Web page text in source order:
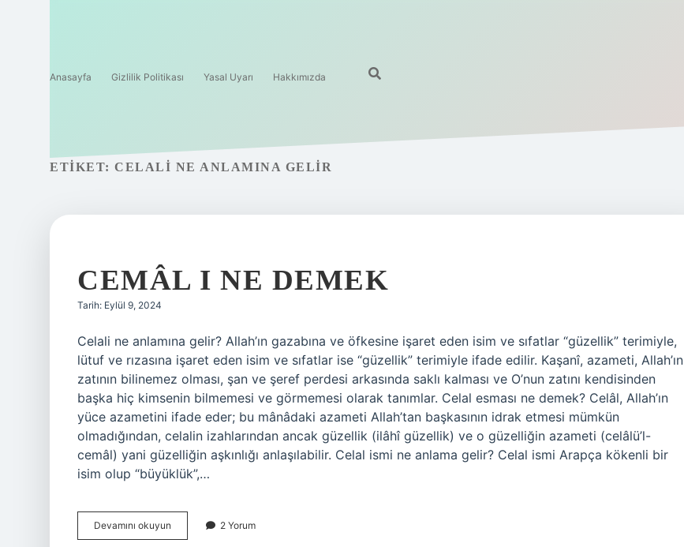
Anasayfa Gizlilik Politikası Yasal Uyarı Hakkımızda
ETIKET: CELALI NE ANLAMINA GELIR
CEMÂL I NE DEMEK
Tarih: Eylül 9, 2024
Celali ne anlamına gelir? Allah’ın gazabına ve öfkesine işaret eden isim ve sıfatlar “güzellik” terimiyle,
lütuf ve rızasına işaret eden isim ve sıfatlar ise “güzellik” terimiyle ifade edilir. Kaşanî, azameti, Allah’ın
zatının bilinemez olması, şan ve şeref perdesi arkasında saklı kalması ve O’nun zatını kendisinden
başka hiç kimsenin bilmemesi ve görmemesi olarak tanımlar. Celal esması ne demek? Celâl, Allah’ın
yüce azametini ifade eder; bu mânâdaki azameti Allah’tan başkasının idrak etmesi mümkün
olmadığından, celalin izahlarından ancak güzellik (ilâhî güzellik) ve o güzelliğin azameti (celâlü’l-
cemâl) yani güzelliğin aşkınlığı anlaşılabilir. Celal ismi ne anlama gelir? Celal ismi Arapça kökenli bir
isim olup “büyüklük”,…
Devamını okuyun
I
2 Yorum